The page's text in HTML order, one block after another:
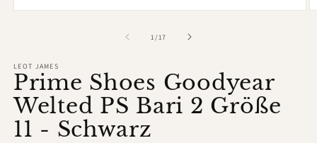
1 /von
17
LEOT JAMES
Prime Shoes Goodyear
Welted PS Bari 2 Größe
11 - Schwarz